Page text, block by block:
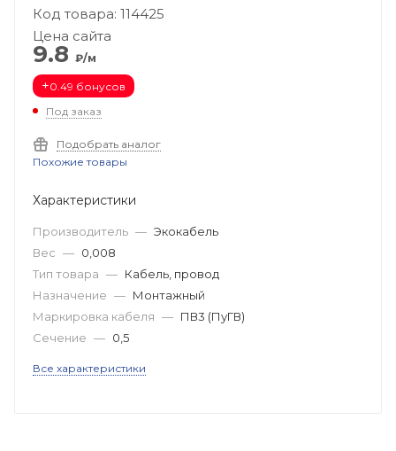
Код товара: 114425
Цена сайта
9.8 ₽/м
+0.49 бонусов
Под заказ
Подобрать аналог
Похожие товары
Характеристики
Производитель — Экокабель
Вес — 0,008
Тип товара — Кабель, провод
Назначение — Монтажный
Маркировка кабеля — ПВ3 (ПуГВ)
Сечение — 0,5
Все характеристики